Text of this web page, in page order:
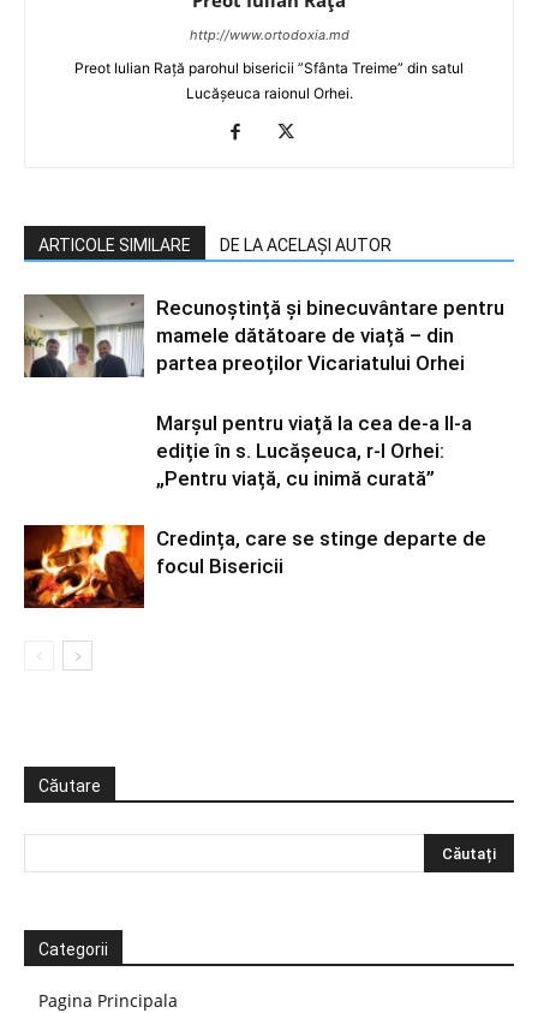
http://www.ortodoxia.md
Preot Iulian Rață parohul bisericii ”Sfânta Treime” din satul
Lucășeuca raionul Orhei.
ARTICOLE SIMILARE DE LA ACELAȘI AUTOR
Recunoștință și binecuvântare pentru
mamele dătătoare de viață – din
partea preoților Vicariatului Orhei
Marșul pentru viață la cea de-a II-a
ediție în s. Lucășeuca, r-l Orhei:
„Pentru viață, cu inimă curată”
Credința, care se stinge departe de
focul Bisericii
Căutare
Categorii
Pagina Principala